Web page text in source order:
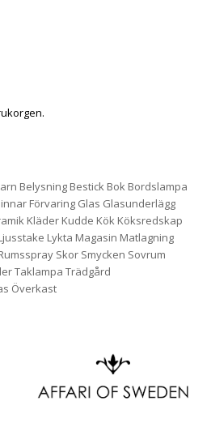
Belysning Bestick Bok Bordslampa
Förvaring Glas Glasunderlägg
Kläder Kudde Kök Köksredskap
Lykta Magasin Matlagning
Skor Smycken Sovrum
Taklampa Trädgård
Överkast